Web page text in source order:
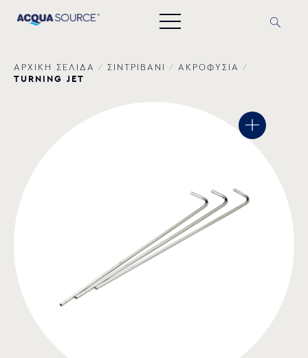
ΑΡΧΙΚΗ ΣΕΛΙΔΑ / ΣΙΝΤΡΙΒΑΝΙ / ΑΚΡΟΦΥΣΙΑ /
TURNING JET